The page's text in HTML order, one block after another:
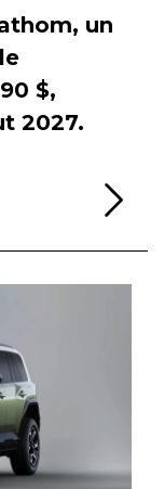
un
$,
2027.